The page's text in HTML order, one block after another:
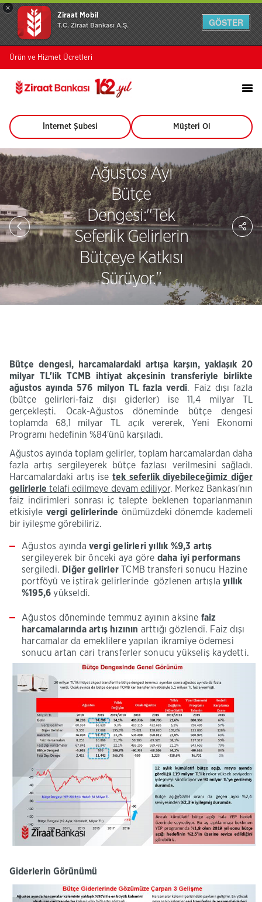
×
Ziraat Mobil
T.C. Ziraat Bankası A.Ş. GÖSTER
Ürün ve Hizmet Ücretleri
İnternet Şubesi
(Bu
sayfa
yeni
pencerede
açılacaktır)
Müşteri Ol
(Bu
sayfa
yeni
pencerede
açılacaktır)
Ağustos Ayı
Bütçe
Dengesi:''Tek
Seferlik Gelirlerin
Bütçeye Katkısı
Sürüyor.''
Bütçe dengesi, harcamalardaki artışa karşın, yaklaşık 20
milyar TL'lik TCMB ihtiyat akçesinin transferiyle birlikte
ağustos ayında 576 milyon TL fazla verdi.
Faiz dışı fazla
(bütçe gelirleri-faiz dışı giderler) ise 11,4 milyar TL
gerçekleşti. Ocak-Ağustos döneminde bütçe dengesi
toplamda 68,1 milyar TL açık vererek, Yeni Ekonomi
Programı hedefinin %84'ünü karşıladı.
Ağustos ayında toplam gelirler, toplam harcamalardan daha
fazla artış sergileyerek bütçe fazlası verilmesini sağladı.
Harcamalardaki artış ise tek seferlik diyebileceğimiz diğer
gelirlerle telafi edilmeye devam ediliyor. Merkez Bankası'nın
faiz indirimleri sonrası iç talepte beklenen toparlanmanın
etkisiyle vergi gelirlerinde önümüzdeki dönemde kademeli
bir iyileşme görebiliriz.​
Ağustos ayında vergi gelirleri yıllık %9,3 artış
sergileyerek bir önceki aya göre daha iyi performans
sergiledi. Diğer gelirlerTCMB transferi sonucu Hazine
portföyü ve iştirak gelirlerinde gözlenen artışlayıllık
%195,6 yükseldi.
Ağustos döneminde temmuz ayının aksine faiz
harcamalarında artış hızının arttığı gözlendi. Faiz dışı
harcamalar da emeklilere yapılan ikramiye ödemesi
sonucu artan cari transferler sonucu yükseliş kaydetti.
Giderlerin Görünümü